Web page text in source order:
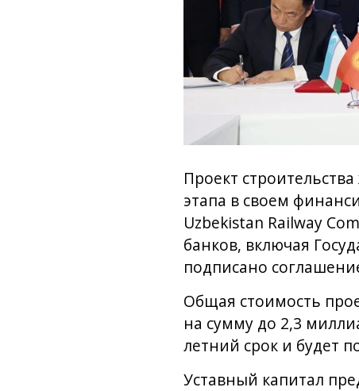
Проект
этапа в своем
Uzbekistan Railway
банков, включая
подписано
Общая стоимость
на сумму до 2,3
летний срок и будет
Уставный капитал